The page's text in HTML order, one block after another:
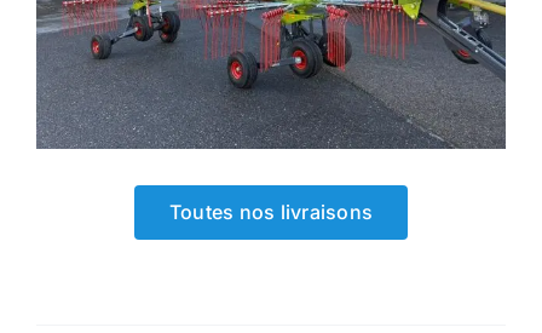
Toutes nos livraisons